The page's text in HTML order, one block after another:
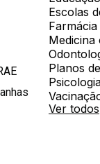
Escolas
Farmácia
Planos
Ver todos